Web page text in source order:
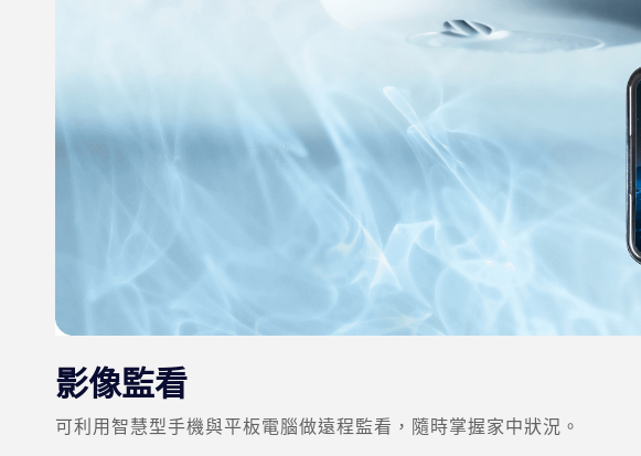
影像監看
可利用智慧型手機與平板電腦做遠程監看，隨時掌握家中狀況。